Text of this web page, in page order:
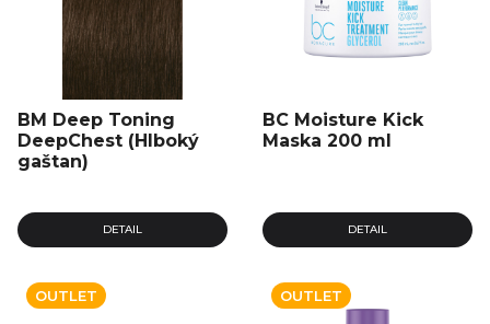
BM Deep Toning
DeepChest (Hlboký
gaštan)
DETAIL
BC Moisture Kick
Maska 200 ml
DETAIL
OUTLET OUTLET